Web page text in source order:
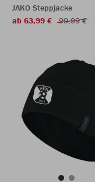
JAKO Steppjacke
ab 63,99 €
99,99 €